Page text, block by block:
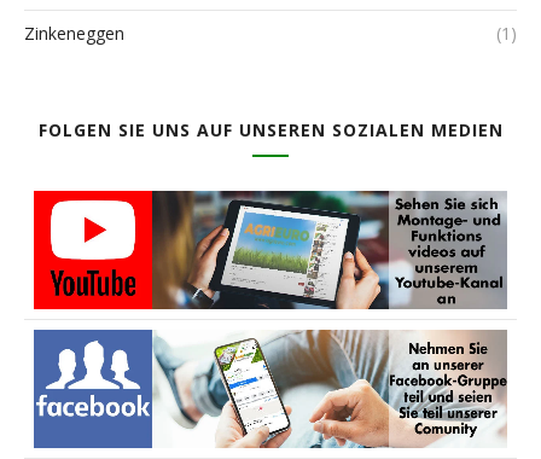
Zinkeneggen (1)
FOLGEN SIE UNS AUF UNSEREN SOZIALEN MEDIEN